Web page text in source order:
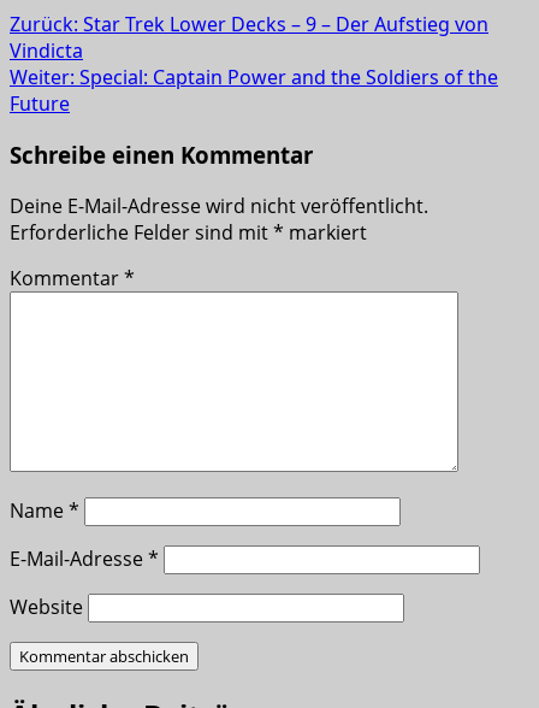
Zurück: Star Trek Lower Decks – 9 – Der Aufstieg von
Vindicta
Weiter: Special: Captain Power and the Soldiers of the
Future
Schreibe einen Kommentar
Deine E-Mail-Adresse wird nicht veröffentlicht.
Erforderliche Felder sind mit* markiert
Kommentar*
Name*
E-Mail-Adresse*
Website